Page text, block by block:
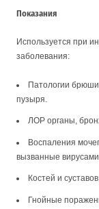
Показания
Используется при
заболевания:
Патологии
пузыря.
ЛОР органы,
Воспаления
вызванные
Костей и
Гнойные